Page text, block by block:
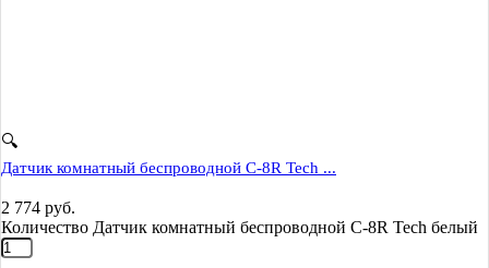
🔍
Датчик комнатный беспроводной C-8R Tech ...
2 774 руб.
Количество Датчик комнатный беспроводной C-8R Tech белый